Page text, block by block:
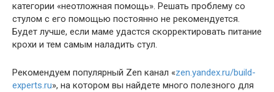
категории «неотложная помощь». Решать проблему со
стулом с его помощью постоянно не рекомендуется.
Будет лучше, если маме удастся скорректировать питание
крохи и тем самым наладить стул.
Рекомендуем популярный Zen канал «zen.yandex.ru/build-
experts.ru», на котором вы найдете много полезного для